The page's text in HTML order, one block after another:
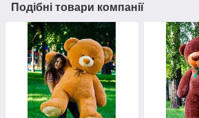
Подібні товари компанії